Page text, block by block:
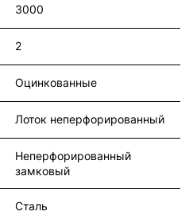
3000
2
Оцинкованные
Лоток неперфорированный
Неперфорированный
замковый
Сталь